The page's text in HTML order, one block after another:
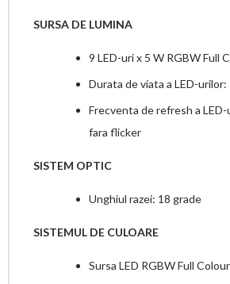
SURSA DE LUMINA
9 LED-uri x 5 W RGBW Full
Durata de viata a LED-urilor:
Frecventa de refresh a
fara flicker
SISTEM OPTIC
Unghiul razei: 18 grade
SISTEMUL DE CULOARE
Sursa LED RGBW Full Colour